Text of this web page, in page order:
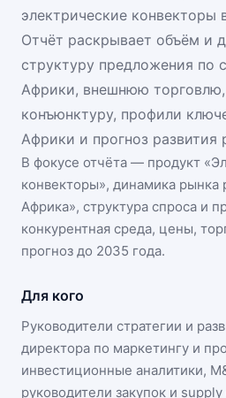
электрические конвекторы
Отчёт раскрывает объём и
структуру предложения по
Африки, внешнюю
конъюнктуру, профили
Африки и прогноз развития
В фокусе отчёта — продукт «
конвекторы», динамика рынка
Африка», структура спроса и
конкурентная среда, цены,
прогноз до 2035 года.
Для кого
Руководители стратегии и
директора по маркетингу и
инвестиционные аналитики,
руководители закупок и